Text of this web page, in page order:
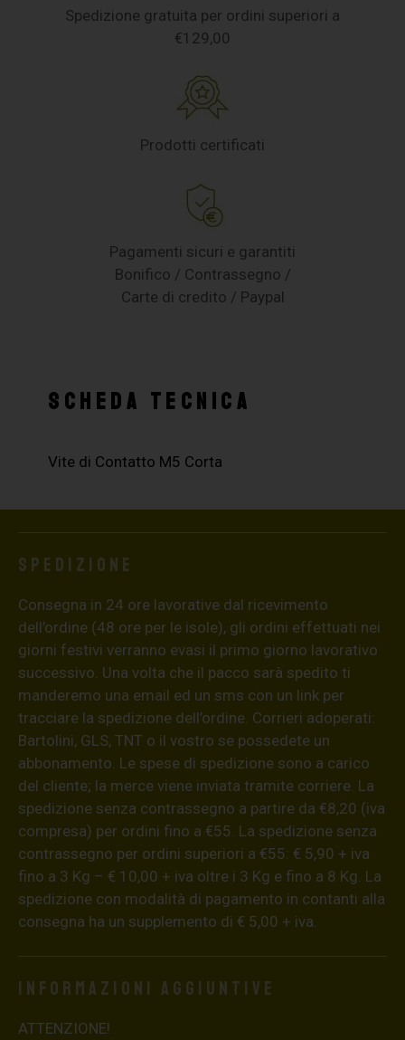
Spedizione gratuita per ordini superiori a
€129,00
Prodotti certificati
Pagamenti sicuri e garantiti
Bonifico / Contrassegno /
Carte di credito / Paypal
SCHEDA TECNICA
Vite di Contatto M5 Corta
Spedizione
Consegna in 24 ore lavorative dal ricevimento
dell’ordine (48 ore per le isole), gli ordini effettuati nei
giorni festivi verranno evasi il primo giorno lavorativo
successivo. Una volta che il pacco sarà spedito ti
manderemo una email ed un sms con un link per
tracciare la spedizione dell’ordine. Corrieri adoperati:
Bartolini, GLS, TNT o il vostro se possedete un
abbonamento. Le spese di spedizione sono a carico
del cliente; la merce viene inviata tramite corriere. La
spedizione senza contrassegno a partire da €8,20 (iva
compresa) per ordini fino a €55. La spedizione senza
contrassegno per ordini superiori a €55: € 5,90 + iva
fino a 3 Kg – € 10,00 + iva oltre i 3 Kg e fino a 8 Kg. La
spedizione con modalità di pagamento in contanti alla
consegna ha un supplemento di € 5,00 + iva.
Informazioni aggiuntive
ATTENZIONE!